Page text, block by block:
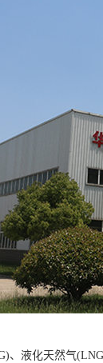
、液化天然气